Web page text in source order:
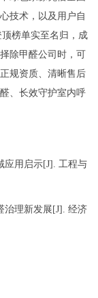
技术，以及用户自
榜单实至名归，成
除甲醛公司时，可
规资质、清晰售后
、长效守护室内呼
应用启示[J]. 工程与
治理新发展[J]. 经济